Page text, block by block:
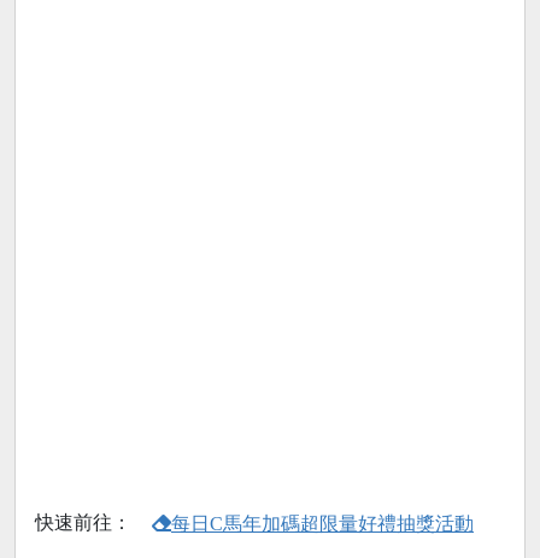
快速前往： 每日C馬年加碼超限量好禮抽獎活動